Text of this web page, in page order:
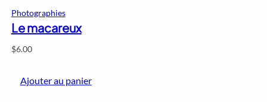
Photographies
Le macareux
$6.00
Ajouter au panier